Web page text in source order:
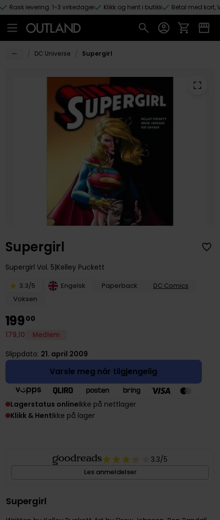
Hopp til hovedinnhold
Rask levering: 1-3 virkedager Klikk og hent i butikk Betal med kort,
DC Universe Supergirl
Supergirl
Supergirl Vol. 5 Kelley Puckett
3.3/5 Engelsk Paperback
DC Comics
Voksen
19900
179,10 Medlem
Slippdato: 21. april 2009
Varsle meg når tilgjengelig
Lagerstatus onlineIkke på nettlager
Klikk & HentIkke på lager
3.3/5
Les anmeldelser
Supergirl